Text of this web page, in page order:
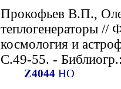
Прокофьев В.П.,
теплогенераторы //
космология и
С.49-55. -
Z4044НО